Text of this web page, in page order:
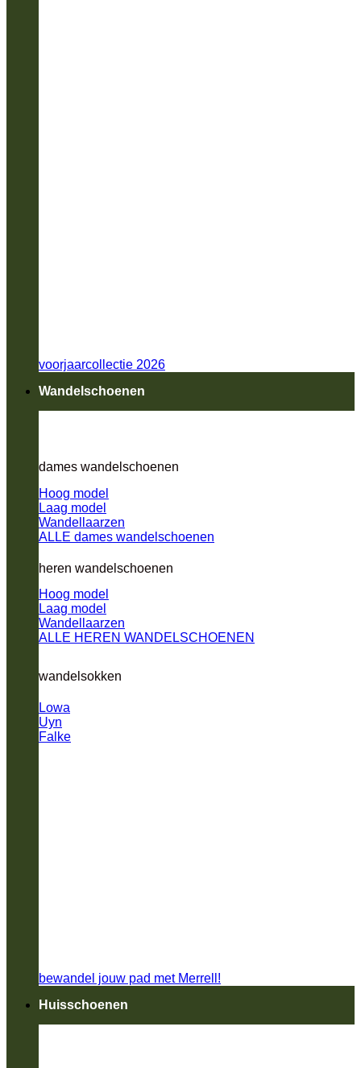
voorjaarcollectie 2026
Wandelschoenen
dames wandelschoenen
Hoog model
Laag model
Wandellaarzen
ALLE dames wandelschoenen
heren wandelschoenen
Hoog model
Laag model
Wandellaarzen
ALLE HEREN WANDELSCHOENEN
wandelsokken
Lowa
Uyn
Falke
bewandel jouw pad met Merrell!
Huisschoenen